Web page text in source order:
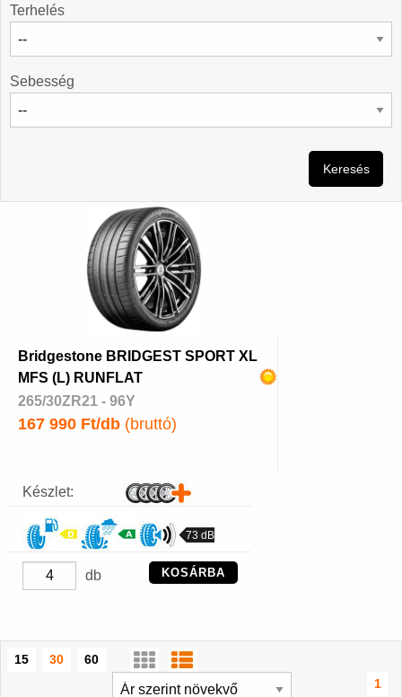
Terhelés
Sebesség
Keresés
Bridgestone BRIDGEST SPORT XL
MFS (L) RUNFLAT
265/30ZR21 - 96Y
167 990 Ft/db (bruttó)
Készlet:
73 dB
db KOSÁRBA
15 30
60
1